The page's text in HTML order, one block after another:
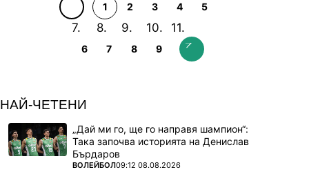
1 2 3 4 5
6 7 8 9
НАЙ-ЧЕТЕНИ
„Дай ми го, ще го направя шампион“:
Така започва историята на Денислав
Бърдаров
ПОВЕЧЕ ОТ
ВОЛЕЙБОЛ09:12 08.08.2026